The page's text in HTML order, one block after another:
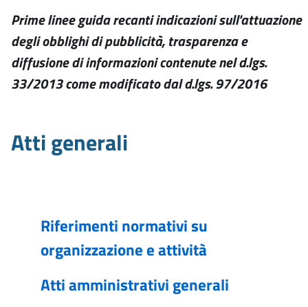
Prime linee guida recanti indicazioni sull'attuazione
degli obblighi di pubblicità, trasparenza e
diffusione di informazioni contenute nel d.lgs.
33/2013 come modificato dal d.lgs. 97/2016
Atti generali
Riferimenti normativi su
organizzazione e attività
Atti amministrativi generali